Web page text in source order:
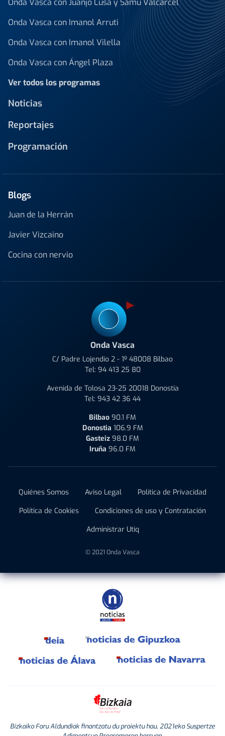
Onda Vasca con Juanjo Lusa y Samu Valcárcel
Onda Vasca con Imanol Arruti
Onda Vasca con Imanol Vilella
Onda Vasca con Ángel Plaza
Ver todos los programas
Noticias
Reportajes
Programación
Blogs
Juan de la Herrán
Javier Vizcaino
Cocina con nervio
Onda Vasca
C/ Padre Lojendio 2 - 1º 48008 Bilbao
Tel: 94 413 25 80
Avenida de Tolosa 23-25 20018 Donostia
Tel: 943 42 36 44
Bilbao 90.1 FM
Donostia 106.9 FM
Gasteiz 98.0 FM
Iruña 96.0 FM
Quiénes Somos Aviso Legal
Política de Privacidad
Política de Cookies
Condiciones de uso y Contratación
Administrar Utiq
© 2021 Onda Vasca
Bizkaiko Foru Aldundiak finantzatu du proiektu hau, 2021eko Suspertze